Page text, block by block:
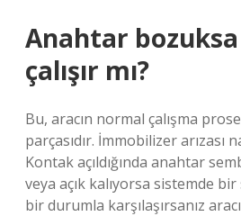
Anahtar
çalışır mı?
Bu, aracın normal çalışma
parçasıdır. İmmobilizer arızası
Kontak açıldığında anahtar
veya açık kalıyorsa sistemde
bir durumla karşılaşırsanız